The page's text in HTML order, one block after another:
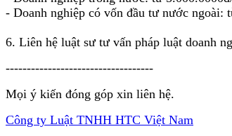
- Doanh nghiệp có vốn đầu tư nước ngoài:
6. Liên hệ luật sư tư vấn pháp luật doanh
-----------------------------------
Mọi ý kiến đóng góp xin liên hệ.
Công ty Luật TNHH HTC Việt Nam